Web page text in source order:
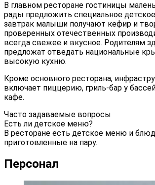
В главном ресторане гостиницы
рады предложить специальное
завтрак малыши получают кефир и
проверенных отечественных
всегда свежее и вкусное. Родителям
предложат отведать национальные
высокую кухню.
Кроме основного ресторана,
включает пиццерию, гриль-бар у
кафе.
Часто задаваемые вопросы
Есть ли детское меню?
В ресторане есть детское меню и
приготовленные на пару.
Персонал